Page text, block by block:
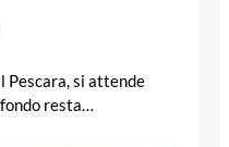
Pescara, si attende
resta…